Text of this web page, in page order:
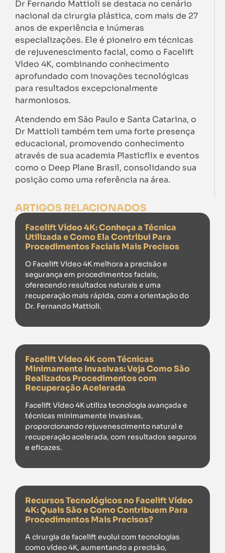
Dr Fernando Mattioli se destaca no cenário
nacional da cirurgia plástica, com mais de 27
anos de experiência e inúmeras
especializações. Ele é pioneiro em técnicas
de rejuvenescimento facial, como o Facelift
Vídeo 4K, combinando conhecimento
aprofundado com inovações tecnológicas
para resultados excepcionalmente
harmoniosos.
Atendendo em São Paulo e Santa Catarina, o
Dr Mattioli também tem uma forte presença
educacional, promovendo conhecimento
através de sua academia Plasticflix e eventos
como o Deep Plane Brasil, consolidando sua
posição como uma referência na área.
ARTIGOS RELACIONADOS
Facelift Vídeo 4K: Conheça a Técnica
Utilizada e Como Ela Contribui Para
Procedimentos Faciais Mais Precisos
O Facelift Vídeo 4K melhora a precisão e
segurança em procedimentos faciais,
oferecendo resultados naturais e uma
recuperação mais rápida, com a orientação do
Dr. Fernando Mattioli.
Facelift Vídeo 4K com Técnicas
Minimamente Invasivas: Veja Como São
Realizados Procedimentos com
Recuperação Acelerada
Facelift Vídeo 4K utiliza tecnologia avançada e
técnicas minimamente invasivas,
proporcionando rejuvenescimento natural e
recuperação acelerada, com resultados seguros
e eficazes.
Recursos Tecnológicos no Facelift Vídeo
4K: Quais São e Como Contribuem Para
Procedimentos Mais Precisos?
A cirurgia de facelift evolui com tecnologias
como vídeo 4K, aumentando a precisão,